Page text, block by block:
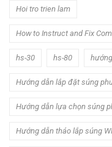
Hoi tro trien lam
How to Instruct and Fix
hs-30 hs-80
Hướng dẫn lắp đặt súng
Hướng dẫn lựa chọn súng
Hướng dẫn tháo lắp súng